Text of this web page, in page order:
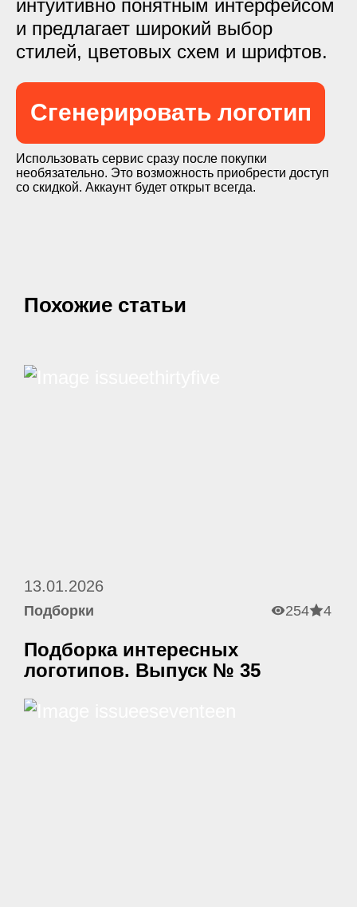
интуитивно понятным интерфейсом
и предлагает широкий выбор
стилей, цветовых схем и шрифтов.
Сгенерировать логотип
Использовать сервис сразу после покупки
необязательно. Это возможность приобрести доступ
со скидкой. Аккаунт будет открыт всегда.
Похожие статьи
13.01.2026
Подборки 254 4
Подборка интересных
логотипов. Выпуск № 35